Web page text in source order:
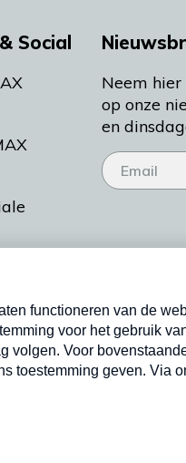
Social
Bakt
Neem
op onze
en
Nieuwsbrief
Neem hier een gratis